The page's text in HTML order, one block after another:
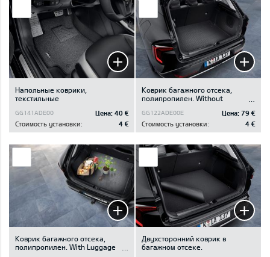
Напольные коврики,
текстильные
GG141ADE00 Цена: 40 €
Стоимость установки:
4 €
Коврик багажного отсека,
полипропилен. Without
Subwoofer.
GG122ADE00E Цена: 79 €
Стоимость установки:
4 €
Коврик багажного отсека,
полипропилен. With Luggage
Двухсторонний коврик в
багажном отсеке.